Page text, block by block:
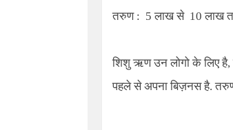
तरुण : 5 लाख से 10 लाख
शिशु ऋण उन लोगो के लिए
पहले से अपना बिज़नस है.